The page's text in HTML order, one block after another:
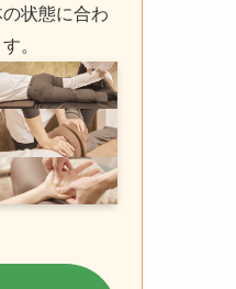
状態に合わ
。